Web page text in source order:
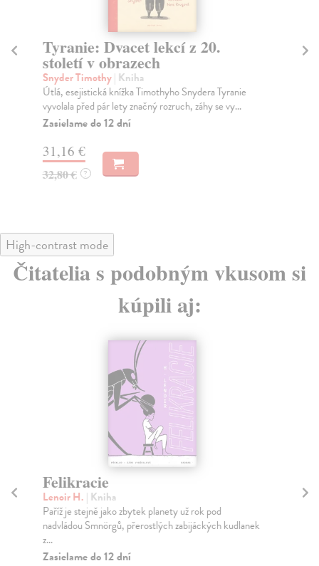
Tyranie: Dvacet lekcí z 20.
století v obrazech
Snyder Timothy| Kniha
Útlá, esejistická knížka Timothyho Snydera Tyranie
vyvolala před pár lety značný rozruch, záhy se vy...
Zasielame do 12 dní
31,16 €
32,80 € ?
High-contrast mode
Čitatelia s podobným vkusom si
kúpili aj:
Felikracie
Lenoir H. | Kniha
Paříž je stejně jako zbytek planety už rok pod
nadvládou Smnörgů, přerostlých zabijáckých kudlanek
z...
Zasielame do 12 dní